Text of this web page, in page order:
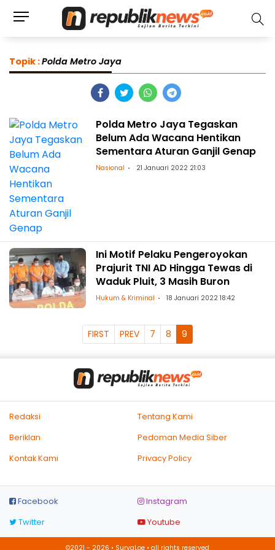
Topik :Polda Metro Jaya
Polda Metro Jaya Tegaskan
Belum Ada Wacana Hentikan
Sementara Aturan Ganjil Genap
Nasional 21 Januari 2022 21:03
Ini Motif Pelaku Pengeroyokan
Prajurit TNI AD Hingga Tewas di
Waduk Pluit, 3 Masih Buron
Hukum & Kriminal 18 Januari 2022 18:42
FIRST PREV 7 8 9
Redaksi
Tentang Kami
Beriklan
Pedoman Media Siber
Kontak Kami
Privacy Policy
Facebook
Instagram
Twitter
Youtube
©2021 - 2026 • SuryaLoe • all rights reserved